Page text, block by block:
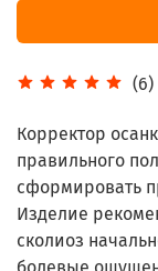
(6)
Корректор
правильного
сформировать
Изделие
сколиоз